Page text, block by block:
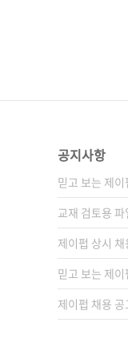
공지사항
믿고 보는 제
교재 검토용
제이펍 상시 채
믿고 보는 제
제이펍 채용